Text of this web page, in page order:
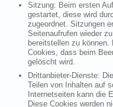
Sitzung: Beim ersten
gestartet, diese wird
zugeordnet. Sitzungen
Seitenaufrufen wieder
bereitstellen zu
Cookies, dass beim
gelöscht wird.
Drittanbieter-Dienste:
Teilen von Inhalten auf
Internetseiten kann die
Diese Cookies werden